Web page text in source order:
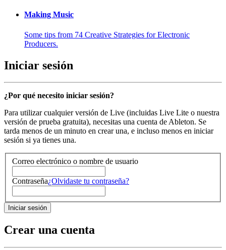
Making Music
Some tips from 74 Creative Strategies for Electronic
Producers.
Iniciar sesión
¿Por qué necesito iniciar sesión?
Para utilizar cualquier versión de Live (incluidas Live Lite o nuestra
versión de prueba gratuita), necesitas una cuenta de Ableton. Se
tarda menos de un minuto en crear una, e incluso menos en iniciar
sesión si ya tienes una.
Correo electrónico o nombre de usuario
Contraseña¿Olvidaste tu contraseña?
Crear una cuenta